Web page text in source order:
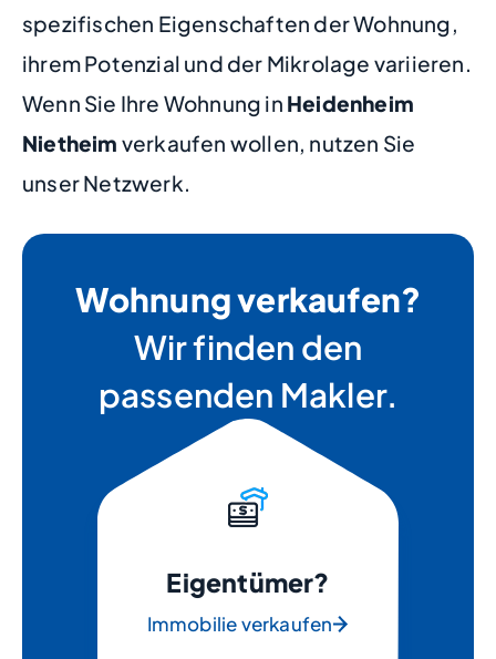
spezifischen Eigenschaften der Wohnung,
ihrem Potenzial und der Mikrolage variieren.
Wenn Sie Ihre Wohnung in Heidenheim
Nietheim verkaufen wollen, nutzen Sie
unser Netzwerk.
Wohnung verkaufen?
Wir finden den
passenden Makler.
Eigentümer?
Immobilie verkaufen